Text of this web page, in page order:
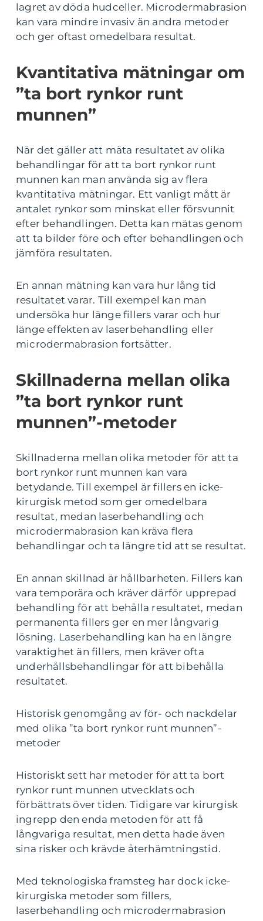
lagret av döda hudceller. Microdermabrasion
kan vara mindre invasiv än andra metoder
och ger oftast omedelbara resultat.
Kvantitativa mätningar om
”ta bort rynkor runt
munnen”
När det gäller att mäta resultatet av olika
behandlingar för att ta bort rynkor runt
munnen kan man använda sig av flera
kvantitativa mätningar. Ett vanligt mått är
antalet rynkor som minskat eller försvunnit
efter behandlingen. Detta kan mätas genom
att ta bilder före och efter behandlingen och
jämföra resultaten.
En annan mätning kan vara hur lång tid
resultatet varar. Till exempel kan man
undersöka hur länge fillers varar och hur
länge effekten av laserbehandling eller
microdermabrasion fortsätter.
Skillnaderna mellan olika
”ta bort rynkor runt
munnen”-metoder
Skillnaderna mellan olika metoder för att ta
bort rynkor runt munnen kan vara
betydande. Till exempel är fillers en icke-
kirurgisk metod som ger omedelbara
resultat, medan laserbehandling och
microdermabrasion kan kräva flera
behandlingar och ta längre tid att se resultat.
En annan skillnad är hållbarheten. Fillers kan
vara temporära och kräver därför upprepad
behandling för att behålla resultatet, medan
permanenta fillers ger en mer långvarig
lösning. Laserbehandling kan ha en längre
varaktighet än fillers, men kräver ofta
underhållsbehandlingar för att bibehålla
resultatet.
Historisk genomgång av för- och nackdelar
med olika ”ta bort rynkor runt munnen”-
metoder
Historiskt sett har metoder för att ta bort
rynkor runt munnen utvecklats och
förbättrats över tiden. Tidigare var kirurgisk
ingrepp den enda metoden för att få
långvariga resultat, men detta hade även
sina risker och krävde återhämtningstid.
Med teknologiska framsteg har dock icke-
kirurgiska metoder som fillers,
laserbehandling och microdermabrasion